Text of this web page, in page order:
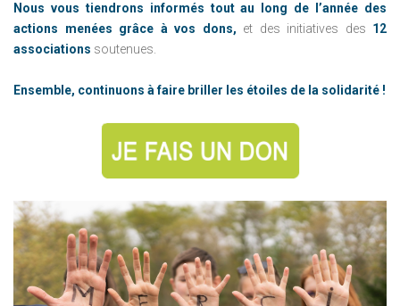
Nous vous tiendrons informés tout au long de l’année des
actions menées grâce à vos dons, et des initiatives des 12
associations soutenues.
Ensemble, continuons à faire briller les étoiles de la solidarité !